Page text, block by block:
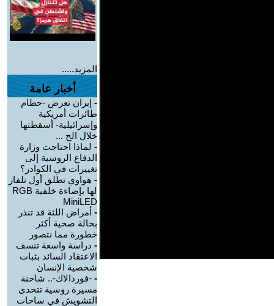
المزيد.....
أخبار عامة
- إيران تعرض -حطام
طائرات أمريكية
وإسرائيلية- أسقطتها
خلال الح ...
- لماذا احتاجت وزارة
الدفاع الروسية إلى
تغييرات في الكوادر؟
- هواوي تطلق أول تلفاز
لها بإضاءة خلفية RGB
MiniLED
- أمراض اللثة قد تنذر
بحالة صحية أكثر
خطورة مما نتصور
- دراسة واسعة تنسف
الاعتقاد السائد بثبات
شخصية الإنسان
- -فوردالاك-.. شاحنة
مسيرة روسية تتحدى
التشويش في ساحات